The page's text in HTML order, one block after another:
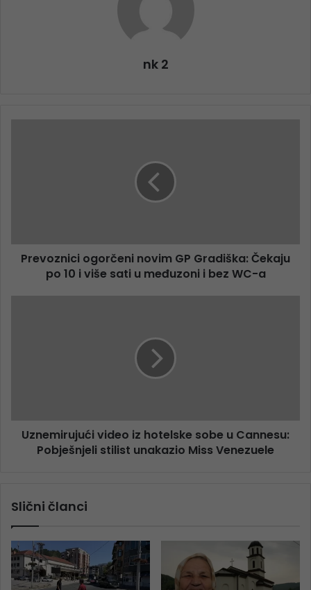
nk 2
Prevoznici ogorčeni novim GP Gradiška: Čekaju
po 10 i više sati u međuzoni i bez WC-a
Uznemirujući video iz hotelske sobe u Cannesu:
Pobješnjeli stilist unakazio Miss Venezuele
Slični članci